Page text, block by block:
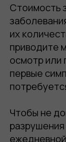
Стоимость
их
приводите
осмотр или
первые
Чтобы не